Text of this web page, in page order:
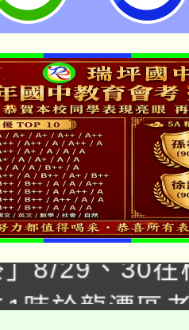
學年度第
師甄選結果
額)
8/29、30在
場!
時於龍潭區